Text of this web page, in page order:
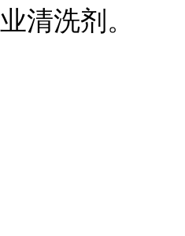
业清洗剂。